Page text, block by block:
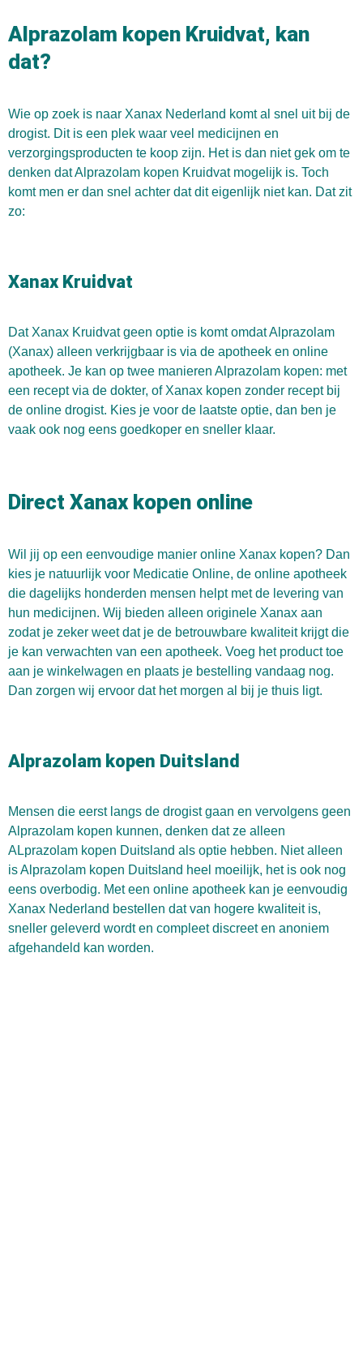
Alprazolam kopen Kruidvat, kan
dat?
Wie op zoek is naar Xanax Nederland komt al snel uit bij de
drogist. Dit is een plek waar veel medicijnen en
verzorgingsproducten te koop zijn. Het is dan niet gek om te
denken dat Alprazolam kopen Kruidvat mogelijk is. Toch
komt men er dan snel achter dat dit eigenlijk niet kan. Dat zit
zo:
Xanax Kruidvat
Dat Xanax Kruidvat geen optie is komt omdat Alprazolam
(Xanax) alleen verkrijgbaar is via de apotheek en online
apotheek. Je kan op twee manieren Alprazolam kopen: met
een recept via de dokter, of Xanax kopen zonder recept bij
de online drogist. Kies je voor de laatste optie, dan ben je
vaak ook nog eens goedkoper en sneller klaar.
Direct Xanax kopen online
Wil jij op een eenvoudige manier online Xanax kopen? Dan
kies je natuurlijk voor Medicatie Online, de online apotheek
die dagelijks honderden mensen helpt met de levering van
hun medicijnen. Wij bieden alleen originele Xanax aan
zodat je zeker weet dat je de betrouwbare kwaliteit krijgt die
je kan verwachten van een apotheek. Voeg het product toe
aan je winkelwagen en plaats je bestelling vandaag nog.
Dan zorgen wij ervoor dat het morgen al bij je thuis ligt.
Alprazolam kopen Duitsland
Mensen die eerst langs de drogist gaan en vervolgens geen
Alprazolam kopen kunnen, denken dat ze alleen
ALprazolam kopen Duitsland als optie hebben. Niet alleen
is Alprazolam kopen Duitsland heel moeilijk, het is ook nog
eens overbodig. Met een online apotheek kan je eenvoudig
Xanax Nederland bestellen dat van hogere kwaliteit is,
sneller geleverd wordt en compleet discreet en anoniem
afgehandeld kan worden.